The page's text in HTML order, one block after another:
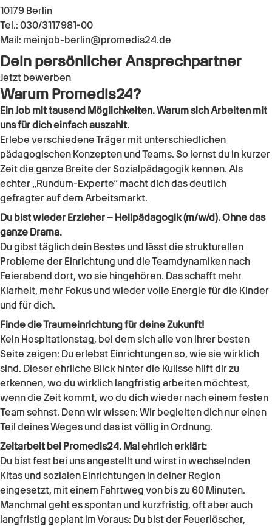
10179 Berlin
Tel.: 030/3117981-00
Mail: meinjob-berlin@promedis24.de
Dein persönlicher Ansprechpartner
Jetzt bewerben
Warum Promedis24?
Ein Job mit tausend Möglichkeiten. Warum sich Arbeiten mit
uns für dich einfach auszahlt.
Erlebe verschiedene Träger mit unterschiedlichen
pädagogischen Konzepten und Teams. So lernst du in kurzer
Zeit die ganze Breite der Sozialpädagogik kennen. Als
echter „Rundum-Experte“ macht dich das deutlich
gefragter auf dem Arbeitsmarkt.
Du bist wieder Erzieher – Heilpädagogik (m/w/d). Ohne das
ganze Drama.
Du gibst täglich dein Bestes und lässt die strukturellen
Probleme der Einrichtung und die Teamdynamiken nach
Feierabend dort, wo sie hingehören. Das schafft mehr
Klarheit, mehr Fokus und wieder volle Energie für die Kinder
und für dich.
Finde die Traumeinrichtung für deine Zukunft!
Kein Hospitationstag, bei dem sich alle von ihrer besten
Seite zeigen: Du erlebst Einrichtungen so, wie sie wirklich
sind. Dieser ehrliche Blick hinter die Kulisse hilft dir zu
erkennen, wo du wirklich langfristig arbeiten möchtest,
wenn die Zeit kommt, wo du dich wieder nach einem festen
Team sehnst. Denn wir wissen: Wir begleiten dich nur einen
Teil deines Weges und das ist völlig in Ordnung.
Zeitarbeit bei Promedis24. Mal ehrlich erklärt:
Du bist fest bei uns angestellt und wirst in wechselnden
Kitas und sozialen Einrichtungen in deiner Region
eingesetzt, mit einem Fahrtweg von bis zu 60 Minuten.
Manchmal geht es spontan und kurzfristig, oft aber auch
langfristig geplant im Voraus: Du bist der Feuerlöscher,